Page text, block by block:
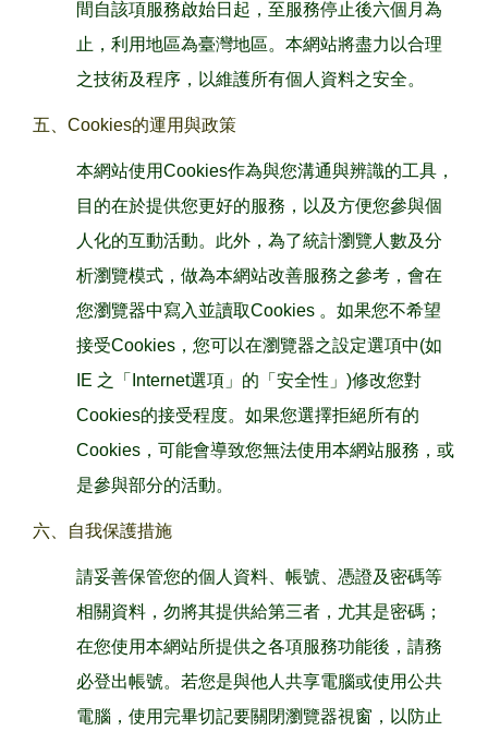
間自該項服務啟始日起，至服務停止後六個月為
止，利用地區為臺灣地區。本網站將盡力以合理
之技術及程序，以維護所有個人資料之安全。
五、Cookies的運用與政策
本網站使用Cookies作為與您溝通與辨識的工具，
目的在於提供您更好的服務，以及方便您參與個
人化的互動活動。此外，為了統計瀏覽人數及分
析瀏覽模式，做為本網站改善服務之參考，會在
您瀏覽器中寫入並讀取Cookies 。如果您不希望
接受Cookies，您可以在瀏覽器之設定選項中(如
IE 之「Internet選項」的「安全性」)修改您對
Cookies的接受程度。如果您選擇拒絕所有的
Cookies，可能會導致您無法使用本網站服務，或
是參與部分的活動。
六、自我保護措施
請妥善保管您的個人資料、帳號、憑證及密碼等
相關資料，勿將其提供給第三者，尤其是密碼；
在您使用本網站所提供之各項服務功能後，請務
必登出帳號。若您是與他人共享電腦或使用公共
電腦，使用完畢切記要關閉瀏覽器視窗，以防止